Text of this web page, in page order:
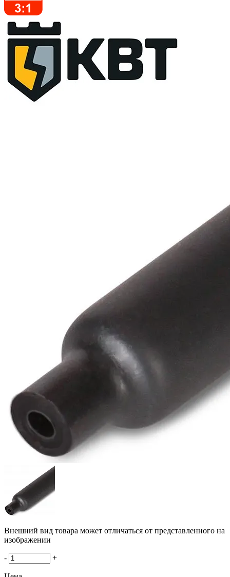
Внешний вид товара может отличаться от представленного на
изображении
- +